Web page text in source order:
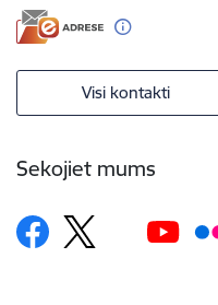
Visi kontakti
Sekojiet mums